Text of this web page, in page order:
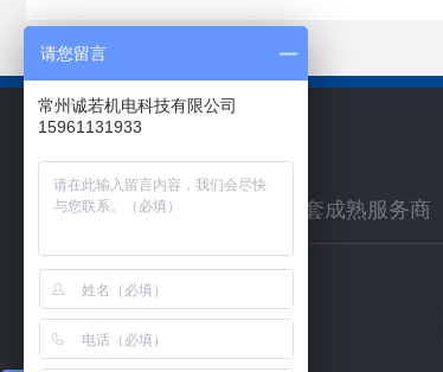
环保配套工程通风管道系统配套成熟服务商
网站首页 新闻资讯
请您留言
常州诚若机电科技有限公司
15961131933